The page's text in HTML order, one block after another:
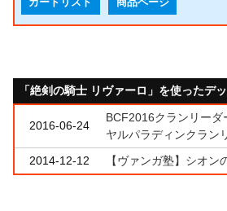
「絶剣の騎士 リヴァーロ」を使ったデ
2016-06-24
BCF2016クランリー
ヤルパラディンクラン
2014-12-12
【ヴァンガ塾】シオン